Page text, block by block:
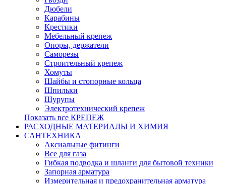
Дюбели
Карабины
Крестики
Мебельный крепеж
Опоры, держатели
Саморезы
Строительный крепеж
Хомуты
Шайбы и стопорные кольца
Шпильки
Шурупы
Электротехнический крепеж
Показать все КРЕПЕЖ
РАСХОДНЫЕ МАТЕРИАЛЫ И ХИМИЯ
САНТЕХНИКА
Аксиальные фитинги
Все для газа
Гибкая подводка и шланги для бытовой техники
Запорная арматура
Измерительная и предохранительная арматура